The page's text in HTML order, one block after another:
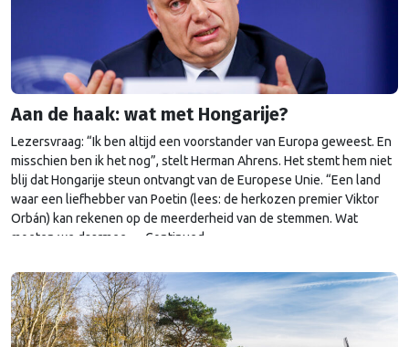
Aan de haak: wat met Hongarije?
Lezersvraag: “Ik ben altijd een voorstander van Europa geweest. En
misschien ben ik het nog”, stelt Herman Ahrens. Het stemt hem niet
blij dat Hongarije steun ontvangt van de Europese Unie. “Een land
waar een liefhebber van Poetin (lees: de herkozen premier Viktor
Orbán) kan rekenen op de meerderheid van de stemmen. Wat
moeten we daarmee … Continued